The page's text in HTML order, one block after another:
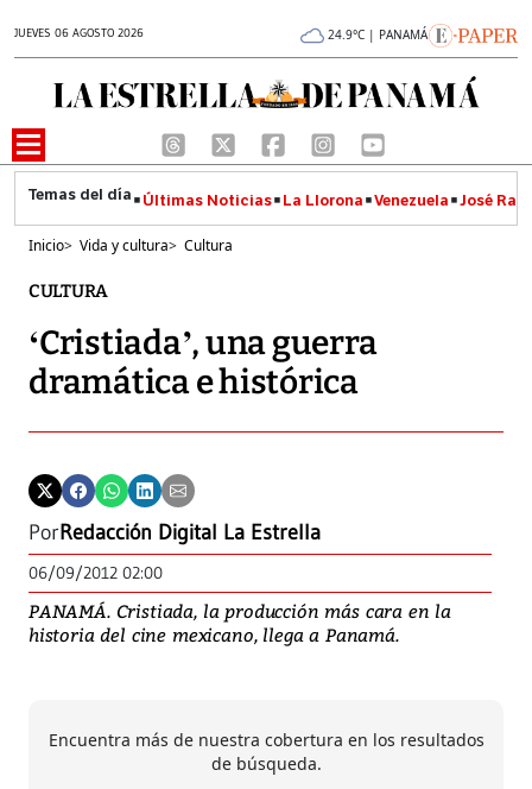
JUEVES 06 AGOSTO 2026 24.9°C | PANAMÁ
Últimas Noticias La Llorona Venezuela José
Inicio> Vida y cultura> Cultura
CULTURA
‘Cristiada’, una guerra
dramática e histórica
PorRedacción Digital La Estrella
06/09/2012 02:00
PANAMÁ. Cristiada, la producción más cara en la
historia del cine mexicano, llega a Panamá.
Encuentra más de nuestra cobertura en los resultados
de búsqueda.